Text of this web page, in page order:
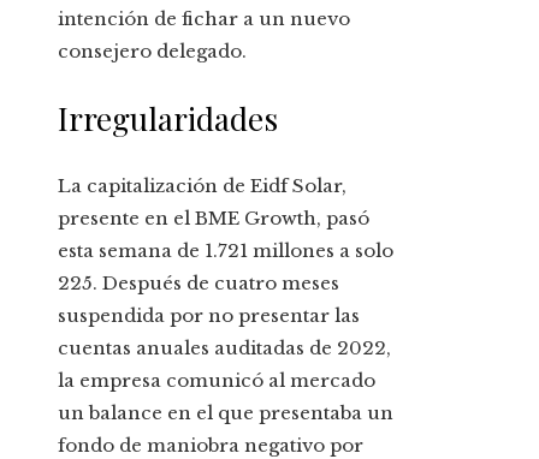
intención de fichar a un nuevo
consejero delegado.
Irregularidades
La capitalización de Eidf Solar,
presente en el BME Growth, pasó
esta semana de 1.721 millones a solo
225. Después de cuatro meses
suspendida por no presentar las
cuentas anuales auditadas de 2022,
la empresa comunicó al mercado
un balance en el que presentaba un
fondo de maniobra negativo por